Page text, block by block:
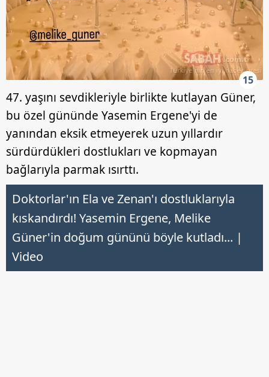
15
47. yaşını sevdikleriyle birlikte kutlayan Güner,
bu özel gününde Yasemin Ergene'yi de
yanından eksik etmeyerek uzun yıllardır
sürdürdükleri dostlukları ve kopmayan
bağlarıyla parmak ısırttı.
Doktorlar'ın Ela ve Zenan'ı dostluklarıyla
kıskandırdı! Yasemin Ergene, Melike
Güner'in doğum gününü böyle kutladı... |
Video